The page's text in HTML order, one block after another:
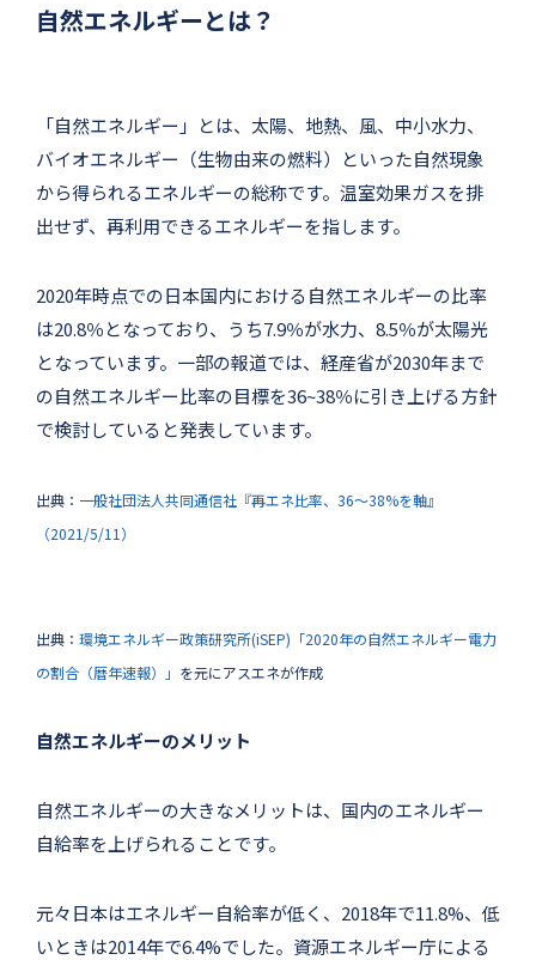
自然エネルギーとは？
「自然エネルギー」とは、太陽、地熱、風、中小水力、
バイオエネルギー（生物由来の燃料）といった自然現象
から得られるエネルギーの総称です。温室効果ガスを排
出せず、再利用できるエネルギーを指します。
2020年時点での日本国内における自然エネルギーの比率
は20.8％となっており、うち7.9％が水力、8.5％が太陽光
となっています。一部の報道では、経産省が2030年まで
の自然エネルギー比率の目標を36~38％に引き上げる方針
で検討していると発表しています。
出典： 一般社団法人共同通信社『再エネ比率、36〜38%を軸』
（2021/5/11）
出典： 環境エネルギー政策研究所(iSEP)「2020年の自然エネルギー電力
の割合（暦年速報）」 を元にアスエネが作成
自然エネルギーのメリット
自然エネルギーの大きなメリットは、国内のエネルギー
自給率を上げられることです。
元々日本はエネルギー自給率が低く、2018年で11.8%、低
いときは2014年で6.4%でした。資源エネルギー庁による